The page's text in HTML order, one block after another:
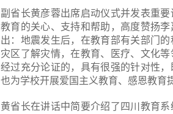
副省长黄彦蓉出席启动仪式并发表重
教育的关心、支持和帮助，高度赞扬
出：地震发生后，在教育部有关部门
灾区了解灾情，在教育、医疗、文化
经过充分论证的，具有很强的针对性
也为学校开展爱国主义教育、感恩教育
黄省长在讲话中简要介绍了四川教育